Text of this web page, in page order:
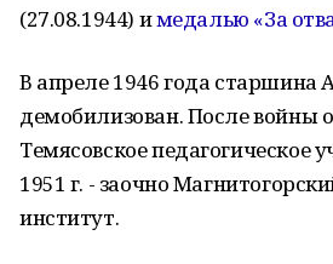
(27.08.1944) имедалью «За
В апреле 1946 года старшина
демобилизован. После войны
Темясовское педагогическое
1951 г. - заочно
институт.